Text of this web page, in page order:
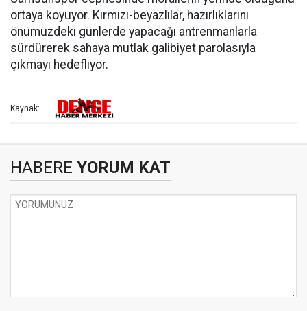
ortaya koyuyor. Kırmızı-beyazlılar, hazırlıklarını
önümüzdeki günlerde yapacağı antrenmanlarla
sürdürerek sahaya mutlak galibiyet parolasıyla
çıkmayı hedefliyor.
Kaynak:
HABERE YORUM KAT